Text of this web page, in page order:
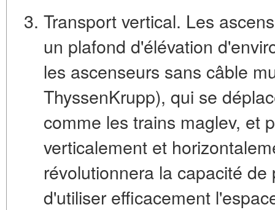
Transport vertical. Les
un plafond d'élévation
les ascenseurs sans câble
ThyssenKrupp), qui se
comme les trains maglev, et
verticalement et
révolutionnera la capacité
d'utiliser efficacement